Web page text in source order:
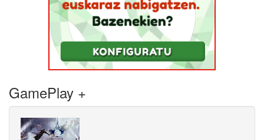
GamePlay +